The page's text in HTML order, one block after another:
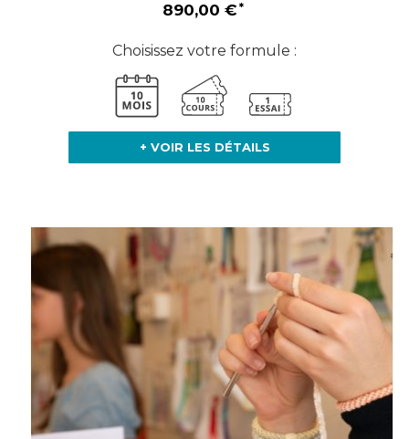
890,00 €
Choisissez votre formule :
+ VOIR LES DÉTAILS